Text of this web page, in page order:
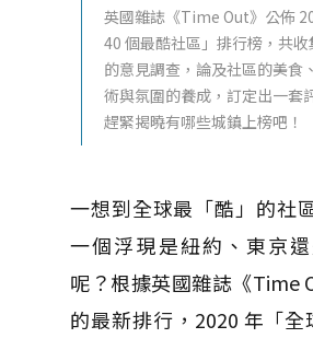
英國雜誌《Time Out》公佈
40 個最酷社區」排行榜，共收
的意見調查，論及社區的美食
術與氛圍的養成，訂定出一套
趕緊揭曉有哪些城鎮上榜吧！
一想到全球最「酷」的社
一個浮現是紐約、東京
呢？根據英國雜誌《Time
的最新排行，2020 年「全